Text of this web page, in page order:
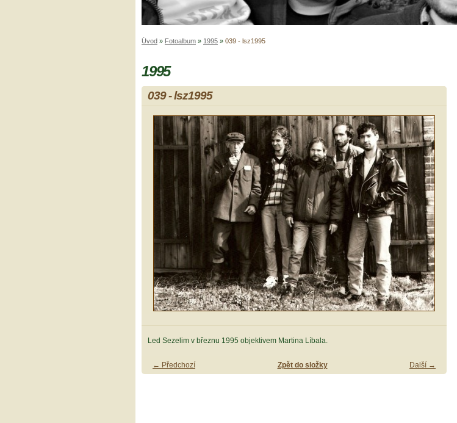
Úvod » Fotoalbum » 1995 » 039 - lsz1995
1995
039 - lsz1995
Led Sezelim v březnu 1995 objektivem Martina Líbala.
← Předchozí Další →
Zpět do složky